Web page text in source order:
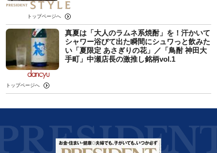
トップページへ
真夏は「大人のラムネ系焼酎」を！汗かいて
シャワー浴びて出た瞬間にシュワっと飲みた
い「夏限定 あさぎりの花」／「鳥酎 神田大
手町」中瀬店長の激推し銘柄vol.1
トップページへ